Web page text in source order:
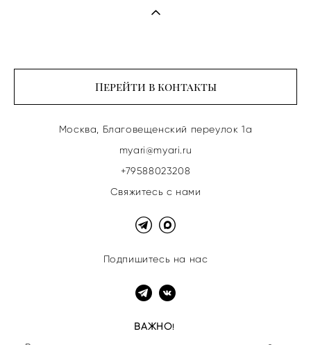
Перейти в контакты
Москва, Благовещенский переулок 1а
myari@myari.ru
+79588023208
Свяжитесь с нами
Подпишитесь на нас
ВАЖНО!